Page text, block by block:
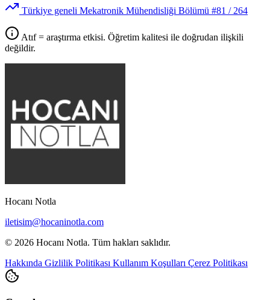
Türkiye geneli Mekatronik Mühendisliği Bölümü #81 / 264
Atıf = araştırma etkisi. Öğretim kalitesi ile doğrudan ilişkili
değildir.
Hocanı Notla
iletisim@hocaninotla.com
© 2026 Hocanı Notla. Tüm hakları saklıdır.
Hakkında Gizlilik Politikası Kullanım Koşulları Çerez Politikası